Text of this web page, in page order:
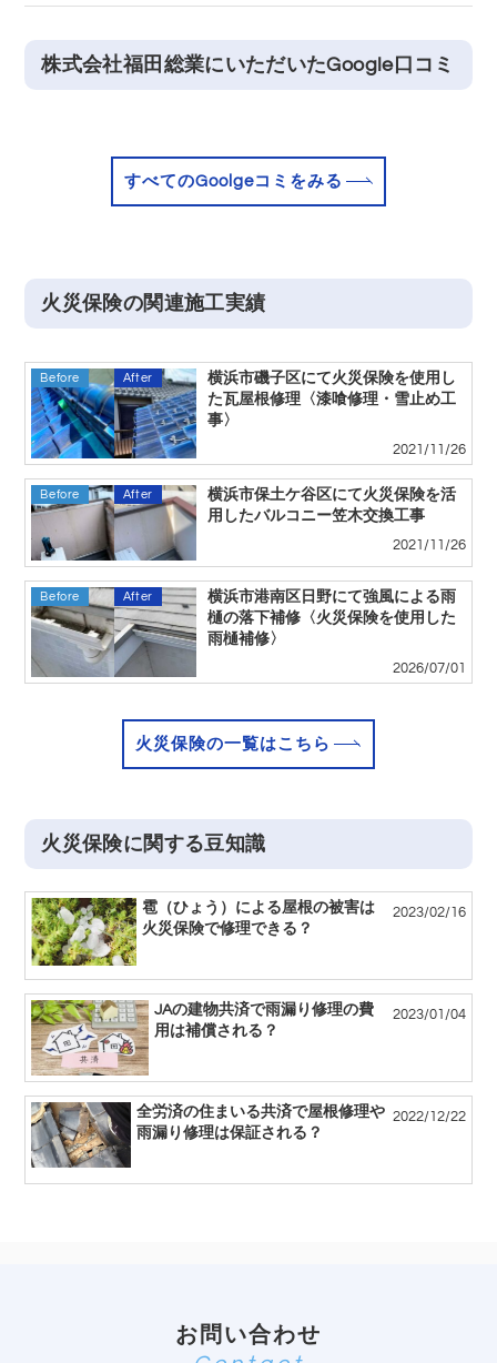
株式会社福田総業にいただいたGoogle口コミ
すべてのGoolgeコミをみる
火災保険の関連施工実績
Before After
横浜市磯子区にて火災保険を使用し
た瓦屋根修理〈漆喰修理・雪止め工
事〉
2021/11/26
Before After
横浜市保土ケ谷区にて火災保険を活
用したバルコニー笠木交換工事
2021/11/26
Before After
横浜市港南区日野にて強風による雨
樋の落下補修〈火災保険を使用した
雨樋補修〉
2026/07/01
火災保険の一覧はこちら
火災保険に関する豆知識
雹（ひょう）による屋根の被害は
火災保険で修理できる？
2023/02/16
JAの建物共済で雨漏り修理の費
用は補償される？
2023/01/04
全労済の住まいる共済で屋根修理や
雨漏り修理は保証される？
2022/12/22
お問い合わせ